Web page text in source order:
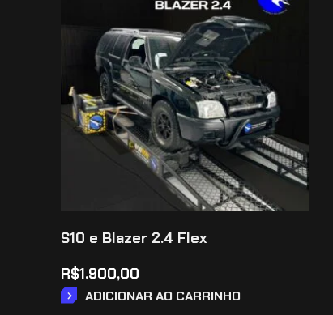
S10 e Blazer 2.4 Flex
R$1.900,00
ADICIONAR AO CARRINHO